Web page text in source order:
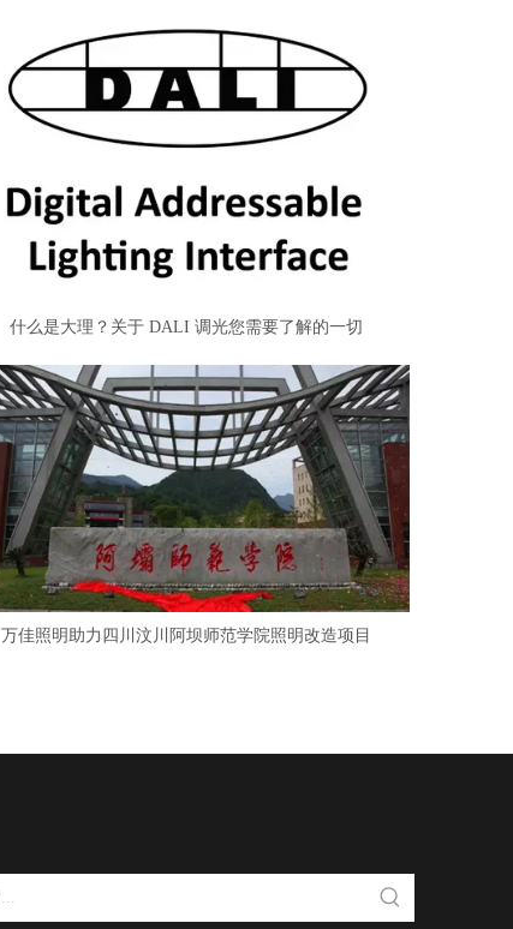
什么是大理？关于 DALI 调光您需要了解的一切
万佳照明助力四川汶川阿坝师范学院照明改造项目